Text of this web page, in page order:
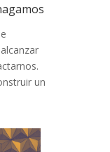
un